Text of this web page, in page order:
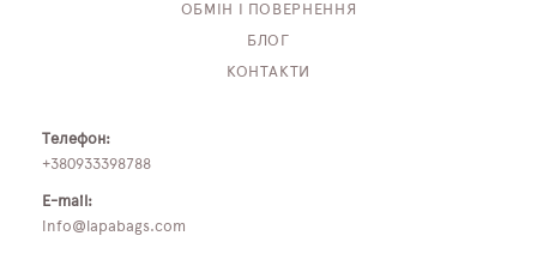
ОБМІН І ПОВЕРНЕННЯ
БЛОГ
КОНТАКТИ
Телефон:
+380933398788
E-mail:
info@lapabags.com